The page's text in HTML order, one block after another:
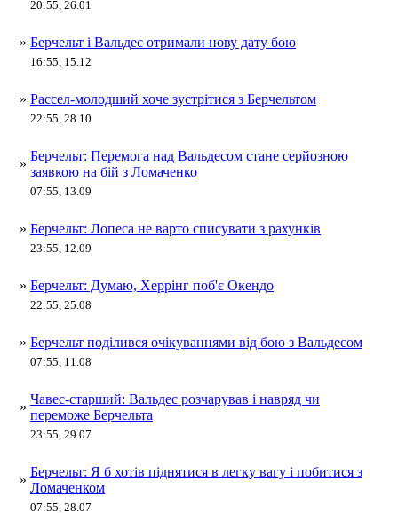
20:55, 26.01
» Берчельт і Вальдес отримали нову дату бою
16:55, 15.12
» Рассел-молодший хоче зустрітися з Берчельтом
22:55, 28.10
»
Берчельт: Перемога над Вальдесом стане серйозною
заявкою на бій з Ломаченко
07:55, 13.09
» Берчельт: Лопеса не варто списувати з рахунків
23:55, 12.09
» Берчельт: Думаю, Херрінг поб'є Окендо
22:55, 25.08
» Берчельт поділився очікуваннями від бою з Вальдесом
07:55, 11.08
»
Чавес-старший: Вальдес розчарував і навряд чи
переможе Берчельта
23:55, 29.07
»
Берчельт: Я б хотів піднятися в легку вагу і побитися з
Ломаченком
07:55, 28.07